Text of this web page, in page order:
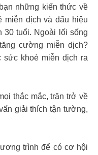
những kiến thức về
miễn dịch và dấu hiệu
tuổi. Ngoài lối sống
cường miễn dịch?
sức khoẻ miễn dịch ra
thắc mắc, trăn trở về
giải thích tận tường,
trình để có cơ hội